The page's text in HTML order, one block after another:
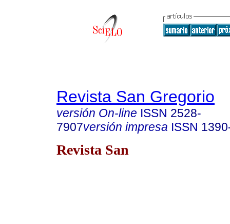
Revista San Gregorio
versión On-line ISSN 2528-
7907versión impresa ISSN
Revista San